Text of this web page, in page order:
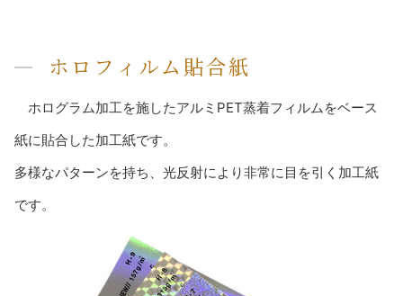
ホロフィルム貼合紙
ホログラム加工を施したアルミPET蒸着フィルムをベース
紙に貼合した加工紙です。
多様なパターンを持ち、光反射により非常に目を引く加工紙
です。